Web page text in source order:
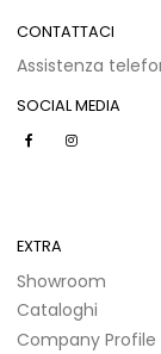
CONTATTACI
Assistenza
SOCIAL MEDIA
EXTRA
Showroom
Cataloghi
Company Profile